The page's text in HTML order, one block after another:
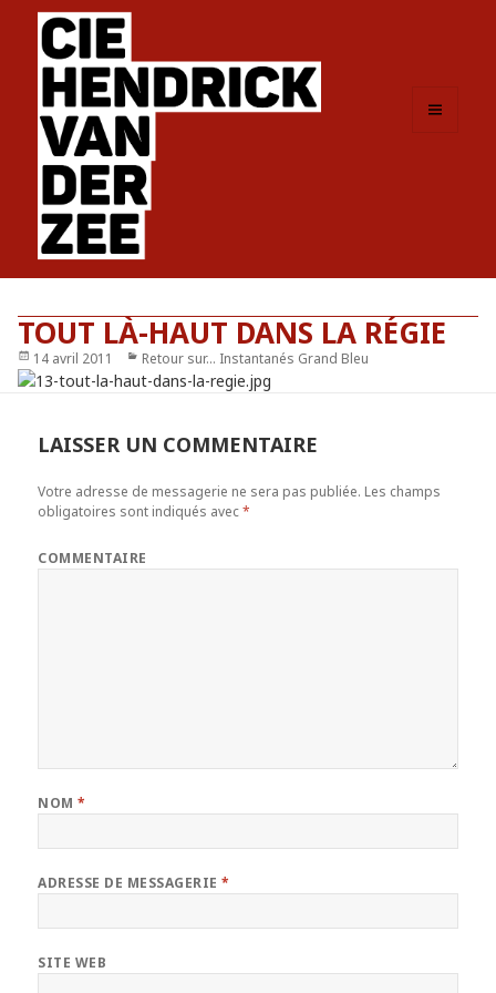
TOUT LÀ-HAUT DANS LA RÉGIE
Publié
le
14 avril 2011 Catégories
Retour sur... Instantanés Grand Bleu
LAISSER UN COMMENTAIRE
Votre adresse de messagerie ne sera pas publiée. Les champs
obligatoires sont indiqués avec*
COMMENTAIRE
NOM*
ADRESSE DE MESSAGERIE*
SITE WEB